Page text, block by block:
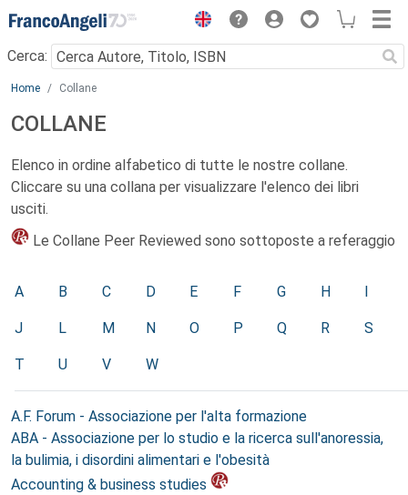
Menu
Cerca:
Main content
Home Collane
COLLANE
Elenco in ordine alfabetico di tutte le nostre collane.
Cliccare su una collana per visualizzare l'elenco dei libri
usciti.
Le Collane Peer Reviewed sono sottoposte a referaggio
A B C D E F G H I
J L M N O P Q R S
T U V W
A.F. Forum - Associazione per l'alta formazione
ABA - Associazione per lo studio e la ricerca sull'anoressia,
la bulimia, i disordini alimentari e l'obesità
Accounting & business studies